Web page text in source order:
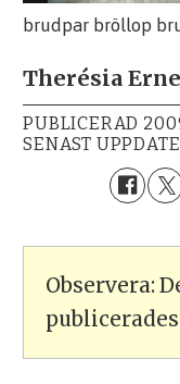
brudpar bröllop
Therésia
PUBLICERAD
SENAST
Observera: